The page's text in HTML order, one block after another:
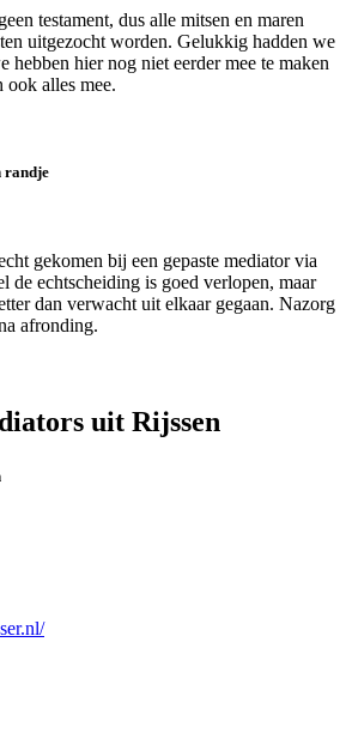
testament, dus alle mitsen en maren
uitgezocht worden. Gelukkig hadden we
hebben hier nog niet eerder mee te maken
ook alles mee.
randje
gekomen bij een gepaste mediator via
de echtscheiding is goed verlopen, maar
dan verwacht uit elkaar gegaan. Nazorg
afronding.
uit Rijssen